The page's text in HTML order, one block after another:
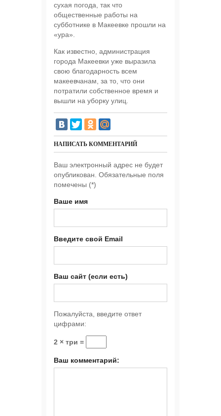
сухая погода, так что
общественные работы на
субботнике в Макеевке прошли на
«ура».
Как известно, администрация
города Макеевки уже выразила
свою благодарность всем
макеевчанам, за то, что они
потратили собственное время и
вышли на уборку улиц.
НАПИСАТЬ КОММЕНТАРИЙ
Ваш электронный адрес не будет
опубликован. Обязательные поля
помечены (*)
Ваше имя
Введите свой Email
Ваш сайт (если есть)
Пожалуйста, введите ответ
цифрами:
2 × три =
Ваш комментарий: